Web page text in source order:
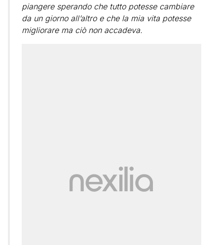
piangere sperando che tutto potesse cambiare
da un giorno all’altro e che la mia vita potesse
migliorare ma ciò non accadeva.